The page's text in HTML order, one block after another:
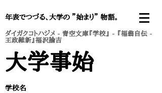
年表でつづる、大学の ”始まり” 物語。
ダイガクコトハジメ - 青空文庫『学校』 - 『福翁自伝 -
王政維新』福沢諭吉
​大学事始
学校名